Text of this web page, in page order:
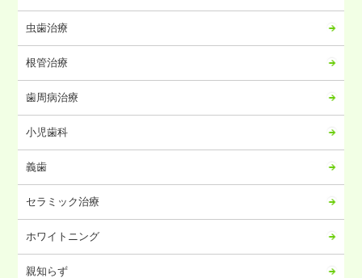
2024年04月
2024年03月
2024年02月
2024年01月
2023年12月
2023年11月
2023年10月
2023年09月
2023年08月
2023年07月
2023年06月
2023年05月
虫歯治療
根管治療
歯周病治療
小児歯科
義歯
セラミック治療
ホワイトニング
親知らず